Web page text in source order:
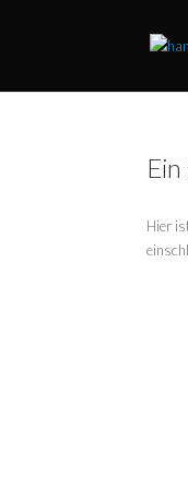
Hier